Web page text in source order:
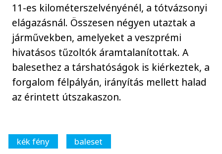
11-es kilométerszelvényénél, a tótvázsonyi
elágazásnál. Összesen négyen utaztak a
járművekben, amelyeket a veszprémi
hivatásos tűzoltók áramtalanítottak. A
balesethez a társhatóságok is kiérkeztek, a
forgalom félpályán, irányítás mellett halad
az érintett útszakaszon.
kék fény baleset